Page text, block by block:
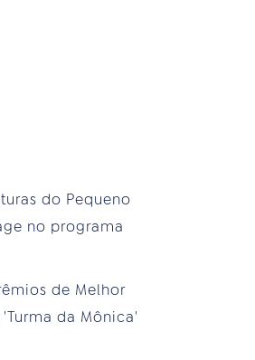
do Pequeno
no programa
de Melhor
da Mônica'